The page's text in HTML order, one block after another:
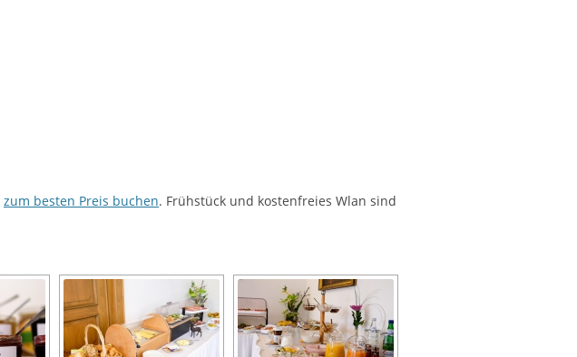
zum besten Preis buchen. Frühstück und kostenfreies Wlan sind